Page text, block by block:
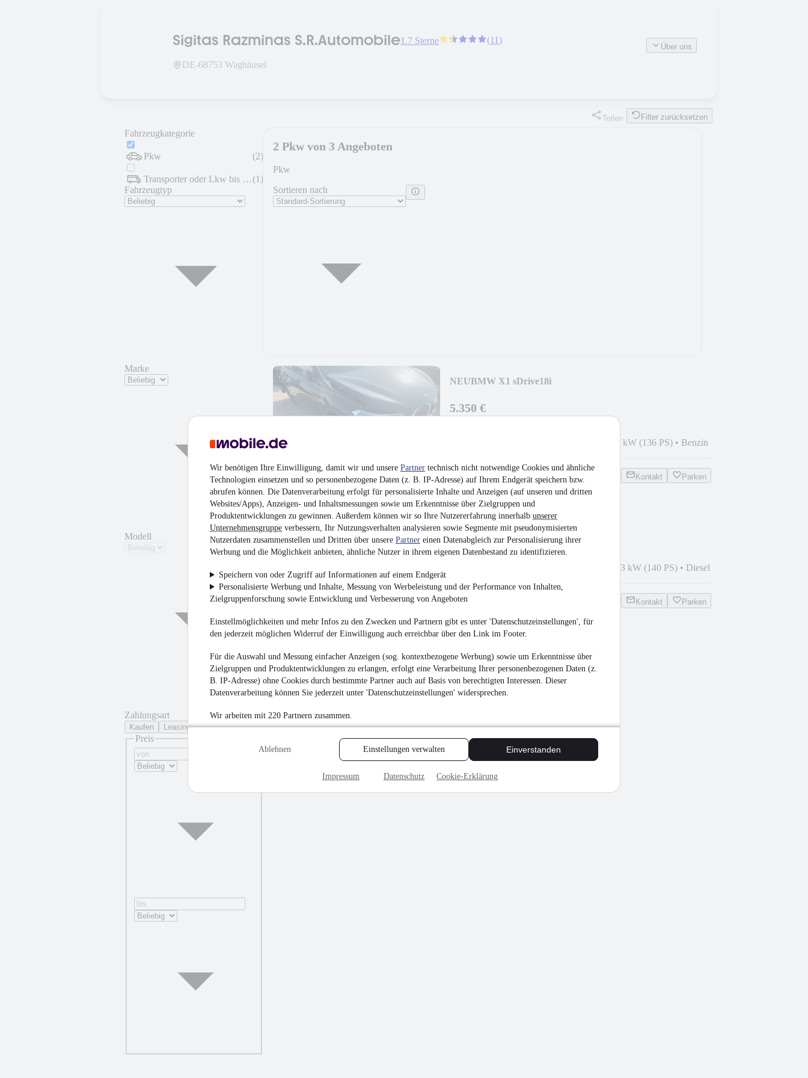
Wir benötigen Ihre Einwilligung, damit wir und unsere Partner technisch nicht notwendige Cookies und ähnliche
Technologien einsetzen und so personenbezogene Daten (z. B. IP-Adresse) auf Ihrem Endgerät speichern bzw.
abrufen können. Die Datenverarbeitung erfolgt für personalisierte Inhalte und Anzeigen (auf unseren und dritten
Websites/Apps), Anzeigen- und Inhaltsmessungen sowie um Erkenntnisse über Zielgruppen und
Produktentwicklungen zu gewinnen. Außerdem können wir so Ihre Nutzererfahrung innerhalb unserer
Unternehmensgruppe verbessern, Ihr Nutzungsverhalten analysieren sowie Segmente mit pseudonymisierten
Nutzerdaten zusammenstellen und Dritten über unsere Partner einen Datenabgleich zur Personalisierung ihrer
Werbung und die Möglichkeit anbieten, ähnliche Nutzer in ihrem eigenen Datenbestand zu identifizieren.
Speichern von oder Zugriff auf Informationen auf einem Endgerät
Personalisierte Werbung und Inhalte, Messung von Werbeleistung und der Performance von Inhalten,
Zielgruppenforschung sowie Entwicklung und Verbesserung von Angeboten
Einstellmöglichkeiten und mehr Infos zu den Zwecken und Partnern gibt es unter 'Datenschutzeinstellungen', für
den jederzeit möglichen Widerruf der Einwilligung auch erreichbar über den Link im Footer.
Für die Auswahl und Messung einfacher Anzeigen (sog. kontextbezogene Werbung) sowie um Erkenntnisse über
Zielgruppen und Produktentwicklungen zu erlangen, erfolgt eine Verarbeitung Ihrer personenbezogenen Daten (z.
B. IP-Adresse) ohne Cookies durch bestimmte Partner auch auf Basis von berechtigten Interessen. Dieser
Datenverarbeitung können Sie jederzeit unter 'Datenschutzeinstellungen' widersprechen.
Wir arbeiten mit 220 Partnern zusammen.
Ablehnen Einstellungen verwalten Einverstanden
Impressum Datenschutz Cookie-Erklärung
Sigitas Razminas S.R.Automobile1.7 Sterne (11)
DE-68753 Waghäusel
Über uns
Teilen Filter zurücksetzen
Fahrzeugkategorie
Pkw (2)
Transporter oder Lkw bis 7,5 t (1)
Fahrzeugtyp
Marke
Modell
Zahlungsart
Kaufen Leasing
Preis
2 Pkw von 3 Angeboten
Pkw
Sortieren nach
NEUBMW X1 sDrive18i
5.350 €
100 kW (136 PS) • Benzin
Kontakt Parken
Ford Kuga 2,0 TDCi 2x4 103kW Trend
400 €
103 kW (140 PS) • Diesel
Kontakt Parken
¹MwSt. ausweisbar